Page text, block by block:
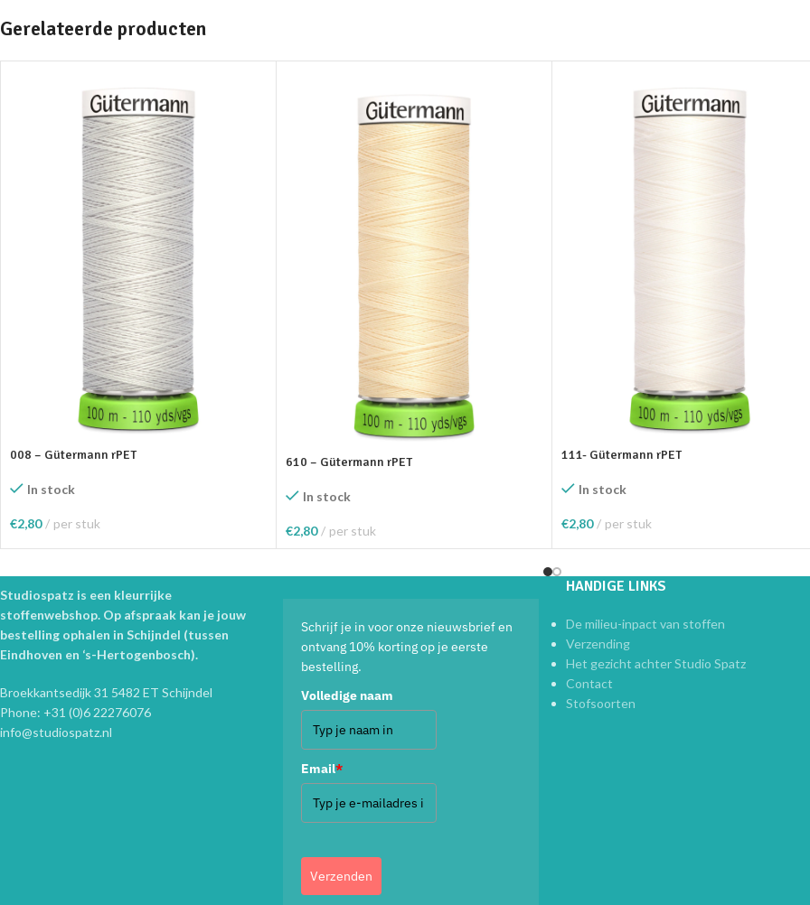
Gerelateerde producten
008 – Gütermann rPET
In stock
€2,80 per stuk
610 – Gütermann rPET
In stock
€2,80 per stuk
Toevoegen Aan Winkelwagen
111- Gütermann rPET
In stock
€2,80 per stuk
Studiospatz is een kleurrijke
stoffenwebshop. Op afspraak kan je jouw
bestelling ophalen in Schijndel (tussen
Eindhoven en ‘s-Hertogenbosch).
Broekkantsedijk 31 5482 ET Schijndel
Phone: +31 (0)6 22276076
info@studiospatz.nl
Schrijf je in voor onze nieuwsbrief en
ontvang 10% korting op je eerste
bestelling.
Volledige naam
Email*
Verzenden
HANDIGE LINKS
De milieu-inpact van stoffen
Verzending
Het gezicht achter Studio Spatz
Contact
Stofsoorten